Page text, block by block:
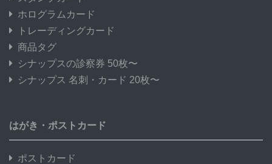
ホログラムカード
トレーディングカード
商品タグ
シナップスの診察券 50枚〜
シナップス 名刺・カード 20枚〜
はがき・ポストカード
ポストカード